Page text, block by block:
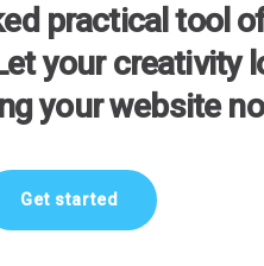
practical tool
your creativity
your website
Get started